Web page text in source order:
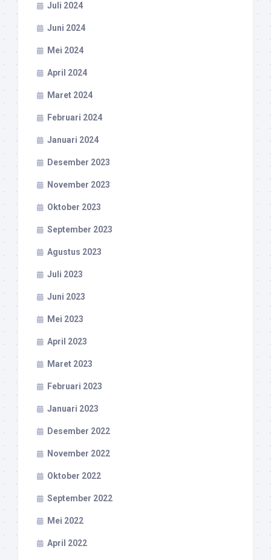
Juli 2024
Juni 2024
Mei 2024
April 2024
Maret 2024
Februari 2024
Januari 2024
Desember 2023
November 2023
Oktober 2023
September 2023
Agustus 2023
Juli 2023
Juni 2023
Mei 2023
April 2023
Maret 2023
Februari 2023
Januari 2023
Desember 2022
November 2022
Oktober 2022
September 2022
Mei 2022
April 2022